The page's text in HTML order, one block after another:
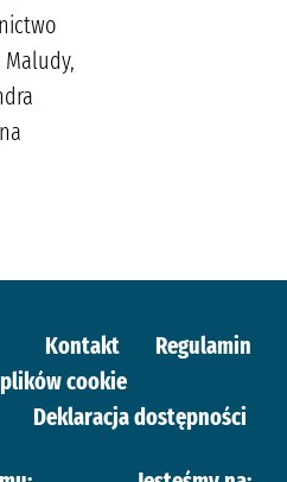
Kontakt
Regulamin
cookie
Deklaracja dostępności